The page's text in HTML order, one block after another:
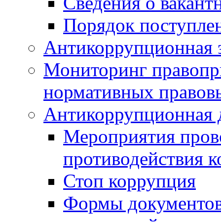
Порядок
Антикоррупционная
Мониторинг
нормативных
Антикоррупционная
Мероприятия
противодействия
Стоп коррупция
Формы